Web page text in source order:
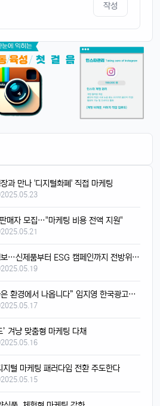
작성
과 만나 '디지털화폐' 직접 마케팅
2025.05.23
매자 모집…"마케팅 비용 전액 지원"
2025.05.21
유통업계, 활발한 마케팅 행보…신제품부터 ESG 캠페인까지 전방위 전개
2025.05.19
[인터뷰] “좋은 콘텐츠는 좋은 환경에서 나옵니다” 임지영 한국광고영상제작사협회 회장
2025.05.17
겨냥 맞춤형 마케팅 다채
2025.05.16
털 마케팅 패러다임 전환 주도한다
2025.05.15
능 많이 좋아졌남?
욬ㅋㅋ
박임ㄷㄷㄷ
음요ㅎㅎ
예쁨....
요ㅋ